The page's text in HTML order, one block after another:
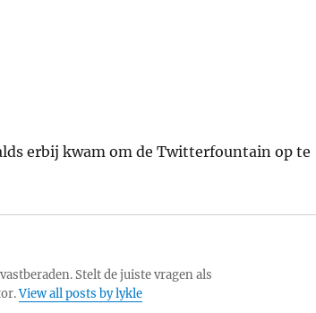
erbij kwam om de Twitterfountain op te
Stelt de juiste vragen als
View all posts by lykle